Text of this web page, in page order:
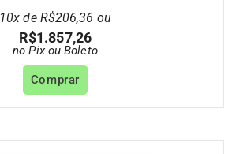
10x de R$206,36 ou
R$1.857,26
no Pix ou Boleto
Comprar